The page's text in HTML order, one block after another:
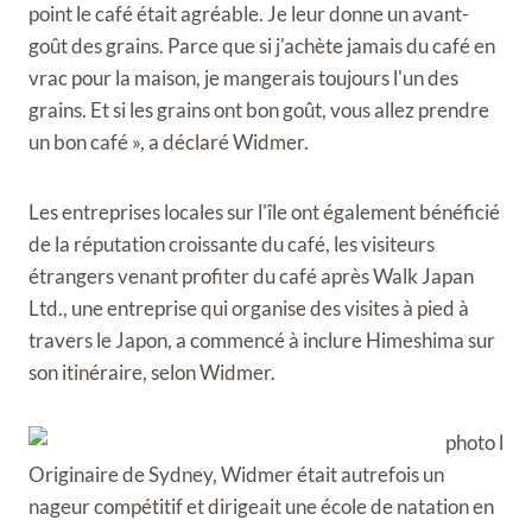
point le café était agréable. Je leur donne un avant-
goût des grains. Parce que si j'achète jamais du café en
vrac pour la maison, je mangerais toujours l'un des
grains. Et si les grains ont bon goût, vous allez prendre
un bon café », a déclaré Widmer.
Les entreprises locales sur l'île ont également bénéficié
de la réputation croissante du café, les visiteurs
étrangers venant profiter du café après Walk Japan
Ltd., une entreprise qui organise des visites à pied à
travers le Japon, a commencé à inclure Himeshima sur
son itinéraire, selon Widmer.
Originaire de Sydney, Widmer était autrefois un
nageur compétitif et dirigeait une école de natation en